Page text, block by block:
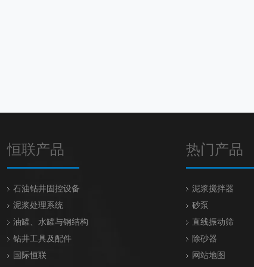
恒联产品
石油钻井固控设备
泥浆处理系统
油罐、水罐与钢结构
钻井工具及配件
国际恒联
热门产品
泥浆搅拌器
砂泵
直线振动筛
除砂器
网站地图